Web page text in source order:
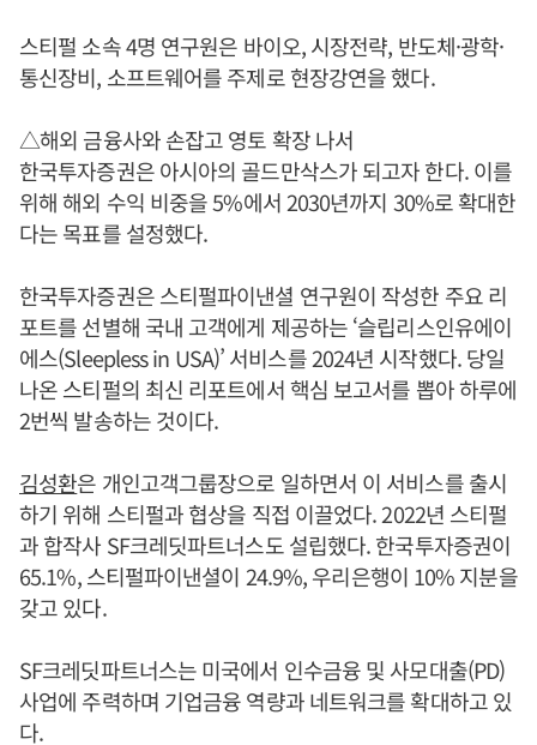
스티펄 소속 4명 연구원은 바이오, 시장전략, 반도체·광학·
통신장비, 소프트웨어를 주제로 현장강연을 했다.
△해외 금융사와 손잡고 영토 확장 나서
한국투자증권은 아시아의 골드만삭스가 되고자 한다. 이를
위해 해외 수익 비중을 5%에서 2030년까지 30%로 확대한
다는 목표를 설정했다.
한국투자증권은 스티펄파이낸셜 연구원이 작성한 주요 리
포트를 선별해 국내 고객에게 제공하는 ‘슬립리스인유에이
에스(Sleepless in USA)’ 서비스를 2024년 시작했다. 당일
나온 스티펄의 최신 리포트에서 핵심 보고서를 뽑아 하루에
2번씩 발송하는 것이다.
김성환은 개인고객그룹장으로 일하면서 이 서비스를 출시
하기 위해 스티펄과 협상을 직접 이끌었다. 2022년 스티펄
과 합작사 SF크레딧파트너스도 설립했다. 한국투자증권이
65.1%, 스티펄파이낸셜이 24.9%, 우리은행이 10% 지분을
갖고 있다.
SF크레딧파트너스는 미국에서 인수금융 및 사모대출(PD)
사업에 주력하며 기업금융 역량과 네트워크를 확대하고 있
다.